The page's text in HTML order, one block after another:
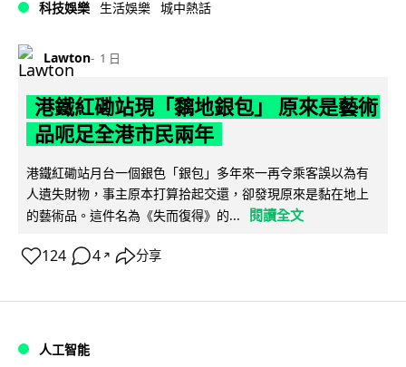
科技娛樂 生活娛樂 城中熱話
Lawton 1 日
港鐵紅磡站現「黐地銀包」 原來是藝術
品呃足全港市民兩年
港鐵紅磡站月台一個銀色「銀包」多年來一再令乘客誤以為有
人遺失財物，事主原本打算拾起交還，卻發現原來是黏在地上
的藝術品。這件名為《失而復得》的...
閱讀全文
124 4 ↗ 分享
人工智能